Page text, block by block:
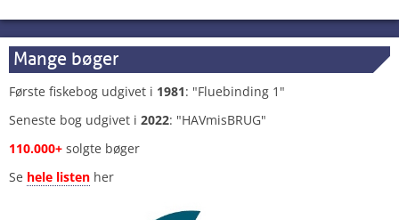
Mange bøger
Første fiskebog udgivet i 1981: "Fluebinding 1"
Seneste bog udgivet i 2022: "HAVmisBRUG"
110.000+ solgte bøger
Se hele listen her